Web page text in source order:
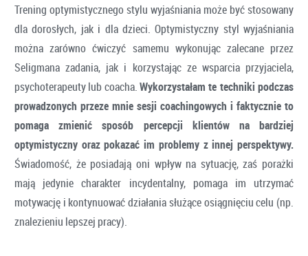
Trening optymistycznego stylu wyjaśniania może być stosowany
dla dorosłych, jak i dla dzieci. Optymistyczny styl wyjaśniania
można zarówno ćwiczyć samemu wykonując zalecane przez
Seligmana zadania, jak i korzystając ze wsparcia przyjaciela,
psychoterapeuty lub coacha.Wykorzystałam te techniki podczas
prowadzonych przeze mnie sesji coachingowych i faktycznie to
pomaga zmienić sposób percepcji klientów na bardziej
optymistyczny oraz pokazać im problemy z innej perspektywy.
Świadomość, że posiadają oni wpływ na sytuację, zaś porażki
mają jedynie charakter incydentalny, pomaga im utrzymać
motywację i kontynuować działania służące osiągnięciu celu (np.
znalezieniu lepszej pracy).